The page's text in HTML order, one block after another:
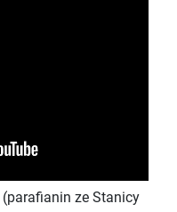
ze Stanicy